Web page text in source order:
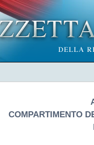
COMPARTIMENTO